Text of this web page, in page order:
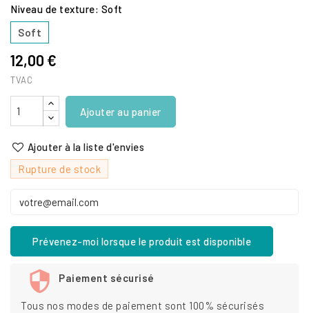
Niveau de texture: Soft
Soft
12,00 €
TVAC
Ajouter au panier
Ajouter à la liste d'envies
Rupture de stock
Prévenez-moi lorsque le produit est disponible
Paiement sécurisé
Tous nos modes de paiement sont 100% sécurisés